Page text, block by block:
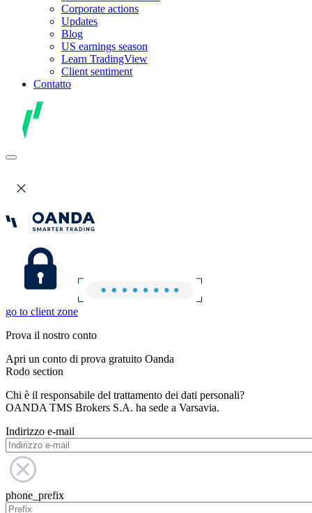
Corporate actions
Updates
Blog
US earnings season
Learn TradingView
Client sentiment
Contatto
go to client zone
Prova il nostro conto
Apri un conto di prova gratuito Oanda
Rodo section
Chi è il responsabile del trattamento dei dati personali?
OANDA TMS Brokers S.A. ha sede a Varsavia.
Indirizzo e-mail
phone_prefix